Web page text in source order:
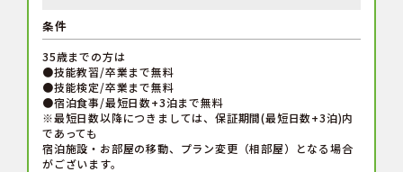
条件
35歳までの方は
●技能教習/卒業まで無料
●技能検定/卒業まで無料
●宿泊食事/最短日数+3泊まで無料
※最短日数以降につきましては、保証期間(最短日数+3泊)内
であっても
宿泊施設・お部屋の移動、プラン変更（相部屋）となる場合
がございます。